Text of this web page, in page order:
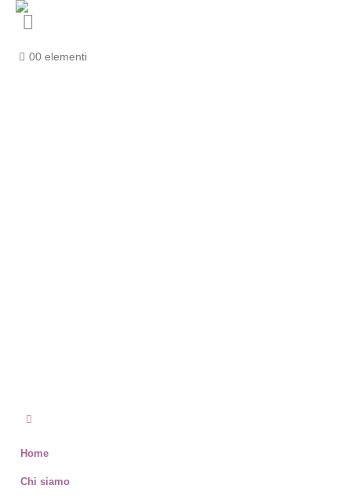
00 elementi
Home
Chi siamo